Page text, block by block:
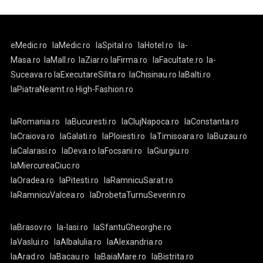
eMedic.ro laMedic.ro laSpital.ro laHotel.ro
la-
Masa.ro
laMall.ro laZiar.ro laFirma.ro laFacultate.ro
la-
Suceava.ro laExecutareSilita.ro laChisinau.ro laBalti.ro
laPiatraNeamt.ro High-Fashion.ro
laRomania.ro laBucuresti.ro laClujNapoca.ro
laConstanta.ro
laCraiova.ro
laGalati.ro laPloiesti.ro laTimisoara.ro
laBuzau.ro
laCalarasi.ro
laDeva.ro laFocsani.ro
laGiurgiu.ro
laMiercureaCiuc.ro
laOradea.ro
laPitesti.ro
laRamnicuSarat.ro
laRamnicuValcea.ro
laDrobetaTurnuSeverin.ro
laBrasov.ro la-Iasi.ro
laSfantuGheorghe.ro
laVaslui.ro
laAlbaIulia.ro
laAlexandria.ro
laArad.ro
laBacau.ro laBaiaMare.ro laBistrita.ro